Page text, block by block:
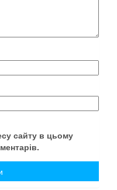
сайту в цьому